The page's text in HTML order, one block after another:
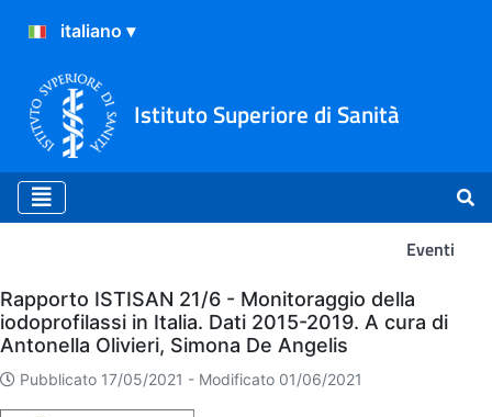
Istituto Superiore di Sanità
Eventi
Eventi
Rapporto ISTISAN 21/6 - Monitoraggio della
iodoprofilassi in Italia. Dati 2015-2019. A cura di
Antonella Olivieri, Simona De Angelis
Pubblicato 17/05/2021 - Modificato 01/06/2021